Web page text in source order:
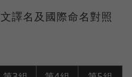
譯名及國際命名對照